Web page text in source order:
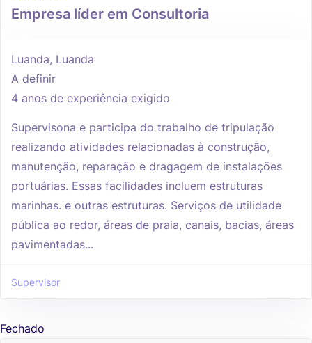
Empresa líder em Consultoria
Luanda, Luanda
A definir
4 anos de experiência exigido
Supervisona e participa do trabalho de tripulação
realizando atividades relacionadas à construção,
manutenção, reparação e dragagem de instalações
portuárias. Essas facilidades incluem estruturas
marinhas. e outras estruturas. Serviços de utilidade
pública ao redor, áreas de praia, canais, bacias, áreas
pavimentadas...
Supervisor
Fechado